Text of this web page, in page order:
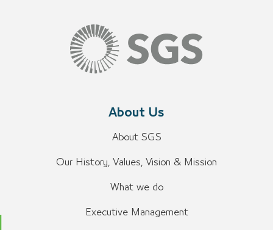
About Us
About SGS
Our History, Values, Vision & Mission
What we do
Executive Management